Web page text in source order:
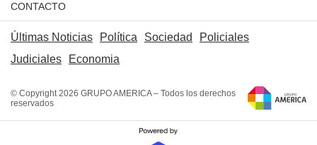
CONTACTO
Últimas Noticias Política Sociedad
Policiales
Judiciales
Economia
© Copyright 2026 GRUPO AMERICA – Todos los derechos
reservados